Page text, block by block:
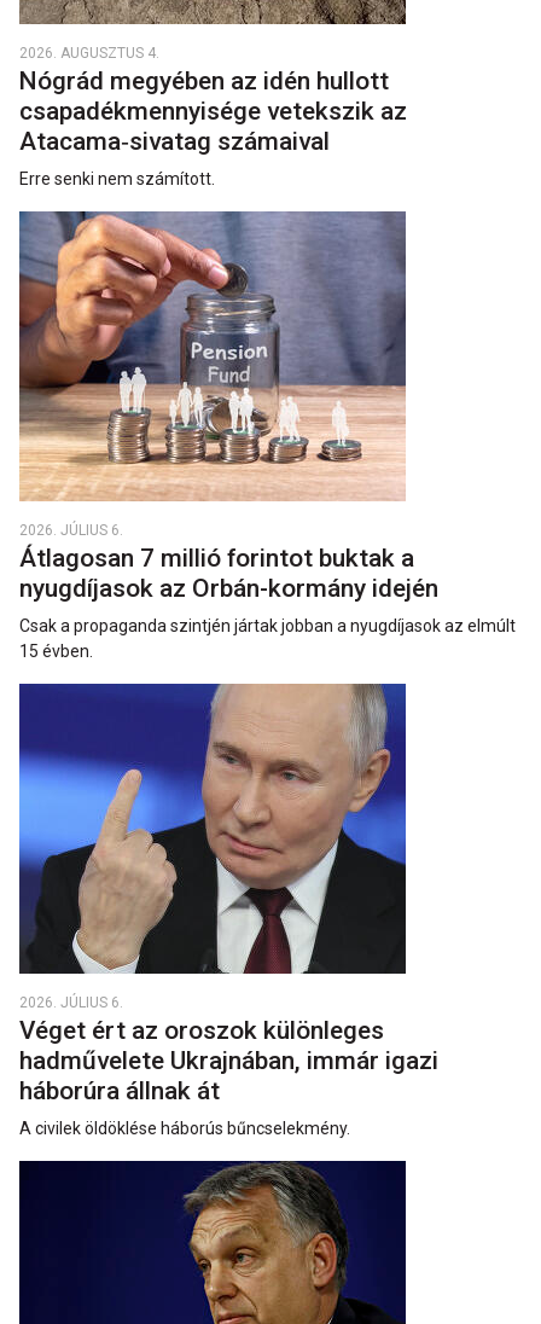
2026. AUGUSZTUS 4.
Nógrád megyében az idén hullott
csapadékmennyisége vetekszik az
Atacama‑sivatag számaival
Erre senki nem számított.
2026. JÚLIUS 6.
Átlagosan 7 millió forintot buktak a
nyugdíjasok az Orbán-kormány idején
Csak a propaganda szintjén jártak jobban a nyugdíjasok az elmúlt
15 évben.
2026. JÚLIUS 6.
Véget ért az oroszok különleges
hadművelete Ukrajnában, immár igazi
háborúra állnak át
A civilek öldöklése háborús bűncselekmény.